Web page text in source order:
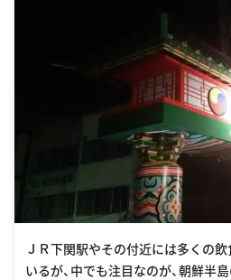
ＪＲ下関駅やその付近には多くの
いるが、中でも注目なのが、朝鮮半